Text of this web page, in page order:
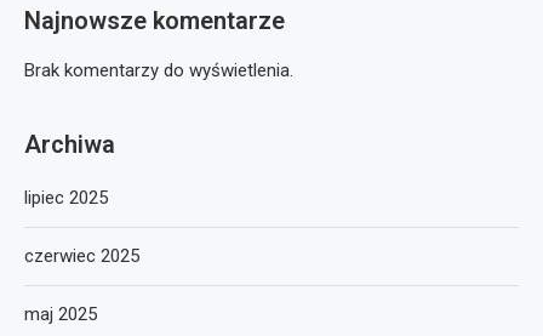
Najnowsze komentarze
Brak komentarzy do wyświetlenia.
Archiwa
lipiec 2025
czerwiec 2025
maj 2025